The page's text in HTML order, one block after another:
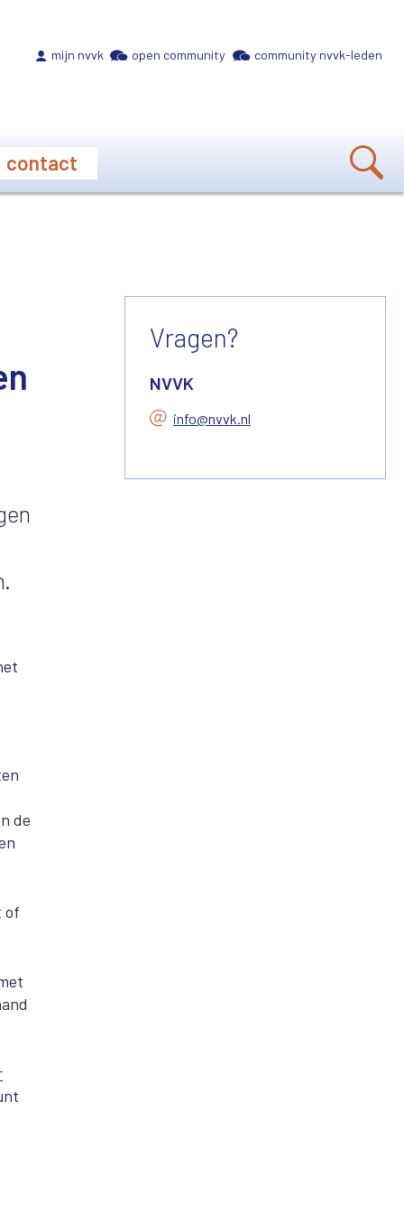
mijn nvvk open community community nvvk-leden
contact
de
of
Vragen?
NVVK
info@nvvk.nl